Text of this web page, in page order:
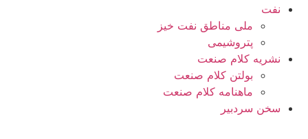
نفت
ملی مناطق نفت خیز
پتروشیمی
نشریه کلام صنعت
بولتن کلام صنعت
ماهنامه کلام صنعت
سخن سردبیر